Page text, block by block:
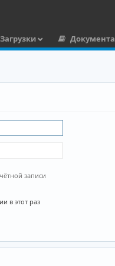
Загрузки
записи
в этот раз